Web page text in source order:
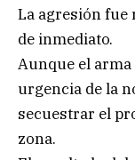
La agresión fue
de inmediato.
Aunque el
urgencia de la
secuestrar el
zona.